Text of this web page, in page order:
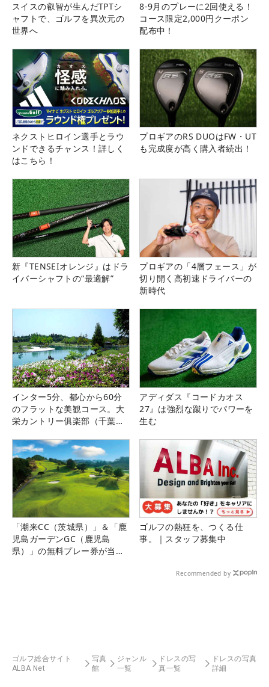
スイスの叡智が生んだTPTシ
ャフトで、ゴルフを異次元の
世界へ
8-9月のプレーに2回使える！
コース限定2,000円クーポン
配布中！
ネクストヒロイン選手とラウ
ンドできるチャンス！詳しく
はこちら！
プロギアのRS DUOはFW・UT
も完成度が高く購入者続出！
新『TENSEIオレンジ』はドラ
イバーシャフトの“最適解”
プロギアの「4層フェース」が
切り開く高初速ドライバーの
新時代
インター5分、都心から60分
のフラットな美観コース。大
栄カントリー俱楽部（千葉
アディダス『コードカオス
27』は強烈な蹴りでパワーを
生む
「潮来CC（茨城県）」＆「鹿
児島ガーデンGC（鹿児島
県）」の無料プレー券が当た
ゴルフの熱狂を、つくる仕
事。｜スタッフ募集中
Recommended by
ゴルフ総合サイト
ALBA Net
写真
館
ジャンル
一覧
ドレスの写
真一覧
ドレスの写真
詳細